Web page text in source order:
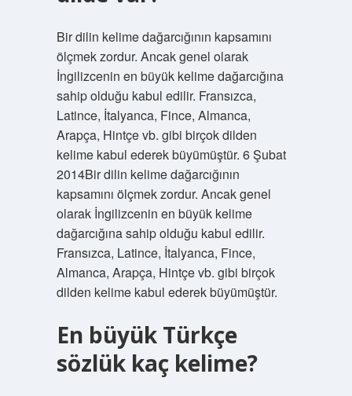
Bir dilin kelime dağarcığının kapsamını
ölçmek zordur. Ancak genel olarak
İngilizcenin en büyük kelime dağarcığına
sahip olduğu kabul edilir. Fransızca,
Latince, İtalyanca, Fince, Almanca,
Arapça, Hintçe vb. gibi birçok dilden
kelime kabul ederek büyümüştür. 6 Şubat
2014Bir dilin kelime dağarcığının
kapsamını ölçmek zordur. Ancak genel
olarak İngilizcenin en büyük kelime
dağarcığına sahip olduğu kabul edilir.
Fransızca, Latince, İtalyanca, Fince,
Almanca, Arapça, Hintçe vb. gibi birçok
dilden kelime kabul ederek büyümüştür.
En büyük Türkçe
sözlük kaç kelime?